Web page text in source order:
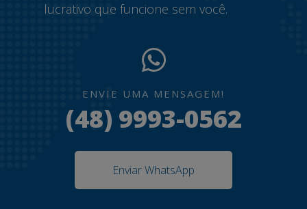
lucrativo que funcione sem você.
ENVIE UMA MENSAGEM!
(48) 9993-0562
Enviar WhatsApp